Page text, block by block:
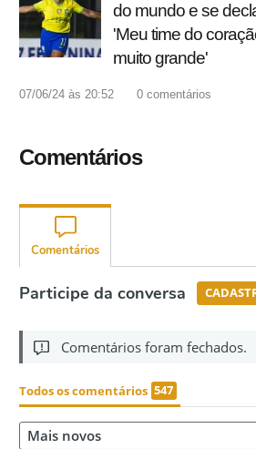
do mundo e se
'Meu time do
muito grande'
07/06/24 às 20:52 0 comentários
Comentários